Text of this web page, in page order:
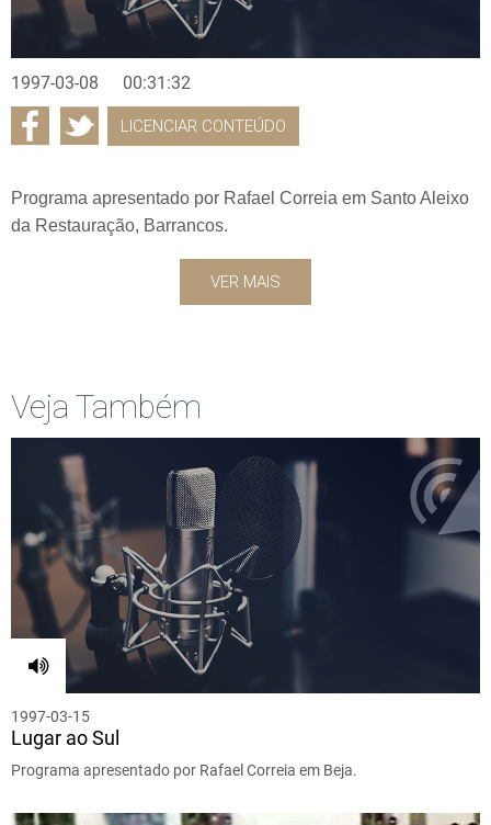
1997-03-08 00:31:32
LICENCIAR CONTEÚDO
Programa apresentado por Rafael Correia em Santo Aleixo
da Restauração, Barrancos.
VER MAIS
Veja Também
1997-03-15
Lugar ao Sul
Programa apresentado por Rafael Correia em Beja.